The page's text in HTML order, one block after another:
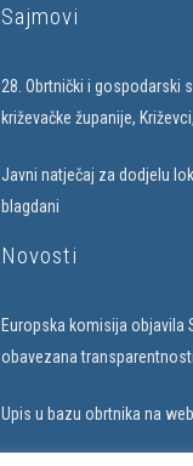
Sajmovi
28. Obrtnički i gospodarski
križevačke županije,
Javni natječaj za dodjelu
blagdani
Novosti
Europska komisija objavila
obavezana
Upis u bazu obrtnika na